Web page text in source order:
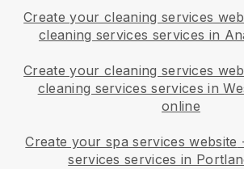
Create your cleaning services
cleaning services services in
Create your cleaning services
cleaning services services in
online
Create your spa services website
services services in